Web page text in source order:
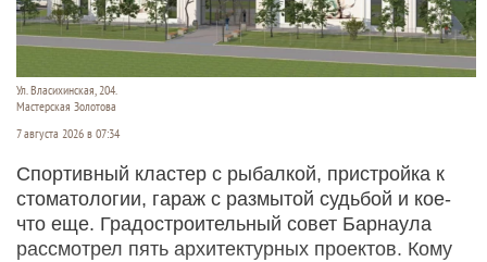
Ул. Власихинская, 204.
Мастерская Золотова
7 августа 2026 в 07:34
Спортивный кластер с рыбалкой, пристройка к
стоматологии, гараж с размытой судьбой и кое-
что еще. Градостроительный совет Барнаула
рассмотрел пять архитектурных проектов. Кому